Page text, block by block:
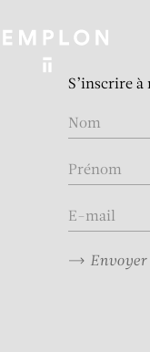
S’inscrire
Envoyer